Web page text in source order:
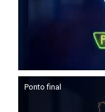
Ponto final